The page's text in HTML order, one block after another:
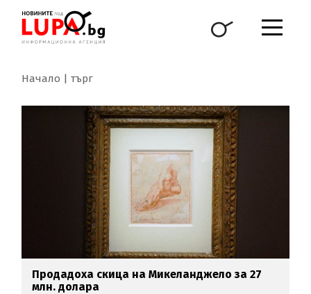
Начало търг
Продадоха скица на Микеланджело за 27
млн. долара